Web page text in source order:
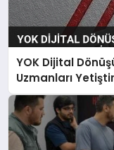
YOK Dijital
Uzmanları